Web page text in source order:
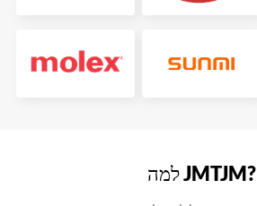
למה JMTJM?